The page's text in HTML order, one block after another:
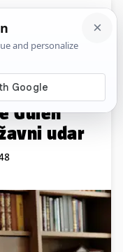
Komentari
broj
Gulen
udar